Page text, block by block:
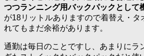
つつランニング用バックパックとして
が18リットルありますので着替え・タ
れてもまだ余裕があります。
通勤は毎日のことですし、あまりにラ